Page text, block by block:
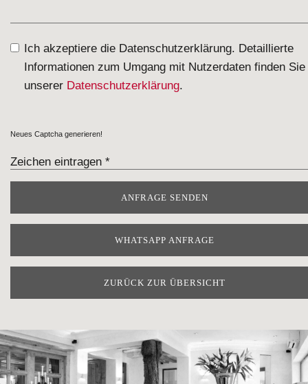
Ich akzeptiere die Datenschutzerklärung. Detaillierte
Informationen zum Umgang mit Nutzerdaten finden Sie
unserer Datenschutzerklärung.
Neues Captcha generieren!
WHATSAPP ANFRAGE
ZURÜCK ZUR ÜBERSICHT